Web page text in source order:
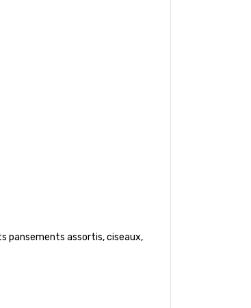
pansements assortis, ciseaux,